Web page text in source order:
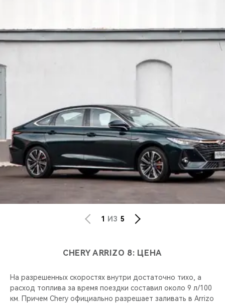
1 ИЗ 5
CHERY ARRIZO 8: ЦЕНА
На разрешенных скоростях внутри достаточно тихо, а
расход топлива за время поездки составил около 9 л/100
км. Причем Chery официально разрешает заливать в Arrizo